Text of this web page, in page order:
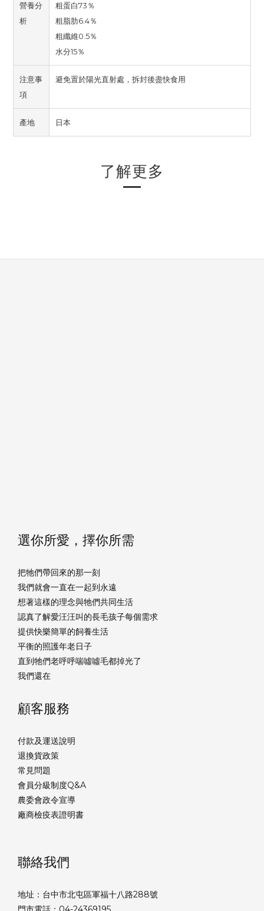
營養分
析
粗蛋白73％
粗脂肪6.4％
粗纖維0.5％
水分15％
注意事
項
避免置於陽光直射處，拆封後盡快食用
產地 日本
了解更多
選你所愛，擇你所需
把牠們帶回來的那一刻
我們就會一直在一起到永遠
想著這樣的理念與牠們共同生活
認真了解愛汪汪叫的長毛孩子每個需求
提供快樂簡單的飼養生活
平衡的照護年老日子
直到牠們老呼呼喘噓噓毛都掉光了
我們還在
顧客服務
付款及運送說明
退換貨政策
常見問題
會員分級制度Q&A
農委會政令宣導
廠商檢疫表證明書
聯絡我們
地址：台中市北屯區軍福十八路288號